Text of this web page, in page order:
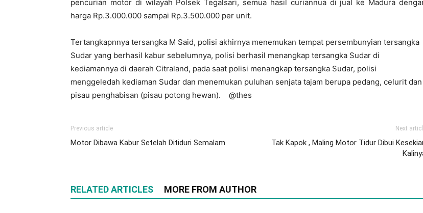
pencurian motor di wilayah Polsek Tegalsari, semua hasil curiannua di jual ke Madura
harga Rp.3.000.000 sampai Rp.3.500.000 per unit.
Tertangkapnnya tersangka M Said, polisi akhirnya menemukan tempat persembunyian tersangka
Sudar yang berhasil kabur sebelumnya, polisi berhasil menangkap tersangka Sudar di
kediamannya di daerah Citraland, pada saat polisi menangkap tersangka Sudar, polisi
menggeledah kediaman Sudar dan menemukan puluhan senjata tajam berupa pedang, celurit dan
pisau penghabisan (pisau potong hewan). @thes
Previous article
Motor Dibawa Kabur Setelah Ditiduri Semalam
Next
Tak Kapok , Maling Motor Tidur Dibui
RELATED ARTICLES MORE FROM AUTHOR